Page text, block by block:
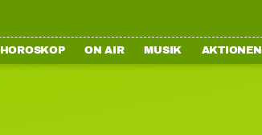
HOROSKOP ON AIR MUSIK AKTIONEN